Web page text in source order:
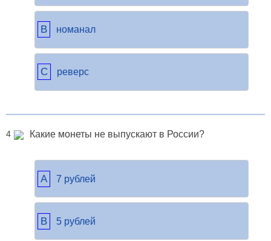
B номанал
C реверс
4 Какие монеты не выпускают в России?
A 7 рублей
B 5 рублей